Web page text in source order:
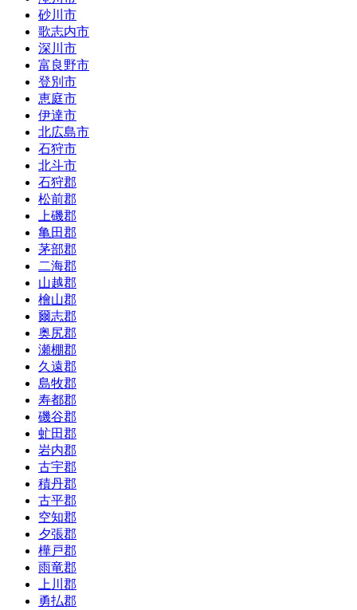
砂川市
歌志内市
深川市
富良野市
登別市
恵庭市
伊達市
北広島市
石狩市
北斗市
石狩郡
松前郡
上磯郡
亀田郡
茅部郡
二海郡
山越郡
檜山郡
爾志郡
奥尻郡
瀬棚郡
久遠郡
島牧郡
寿都郡
磯谷郡
虻田郡
岩内郡
古宇郡
積丹郡
古平郡
空知郡
夕張郡
樺戸郡
雨竜郡
上川郡
勇払郡